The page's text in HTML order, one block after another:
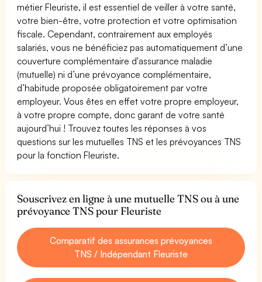
métier Fleuriste, il est essentiel de veiller à votre santé,
votre bien-être, votre protection et votre optimisation
fiscale. Cependant, contrairement aux employés
salariés, vous ne bénéficiez pas automatiquement d’une
couverture complémentaire d'assurance maladie
(mutuelle) ni d’une prévoyance complémentaire,
d’habitude proposée obligatoirement par votre
employeur. Vous êtes en effet votre propre employeur,
à votre propre compte, donc garant de votre santé
aujourd’hui ! Trouvez toutes les réponses à vos
questions sur les mutuelles TNS et les prévoyances TNS
pour la fonction Fleuriste.
Souscrivez en ligne à une mutuelle TNS ou à une
prévoyance TNS pour Fleuriste
Comparatif des assurances prévoyances
TNS / Indépendant Fleuriste